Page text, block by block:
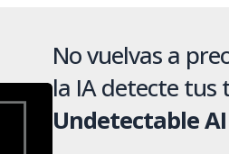
No vuelvas a
la IA detecte tus
Undetectable AI